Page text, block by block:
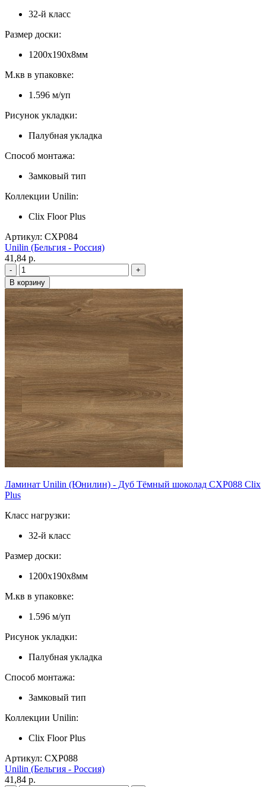
32-й класс
Размер доски:
1200х190х8мм
М.кв в упаковке:
1.596 м/уп
Рисунок укладки:
Палубная укладка
Способ монтажа:
Замковый тип
Коллекции Unilin:
Clix Floor Plus
Артикул: CXP084
Unilin (Бельгия - Россия)
41,84 p.
Ламинат Unilin (Юнилин) - Дуб Тёмный шоколад CXP088 Clix
Plus
Класс нагрузки:
32-й класс
Размер доски:
1200х190х8мм
М.кв в упаковке:
1.596 м/уп
Рисунок укладки:
Палубная укладка
Способ монтажа:
Замковый тип
Коллекции Unilin:
Clix Floor Plus
Артикул: CXP088
Unilin (Бельгия - Россия)
41,84 p.